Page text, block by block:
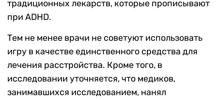
традиционных лекарств, которые прописывают
при ADHD.
Тем не менее врачи не советуют использовать
игру в качестве единственного средства для
лечения расстройства. Кроме того, в
исследовании уточняется, что медиков,
занимавшихся исследованием, нанял